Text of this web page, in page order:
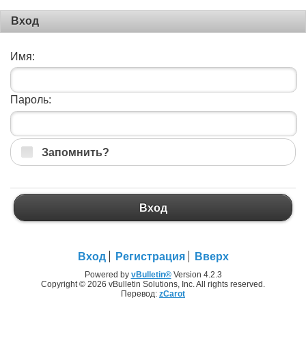
Вход
Имя:
Пароль:
Запомнить?
Вход
Вход Регистрация Вверх
Powered by vBulletin®Version 4.2.3
Copyright © 2026 vBulletin Solutions, Inc. All rights reserved.
Перевод: zCarot